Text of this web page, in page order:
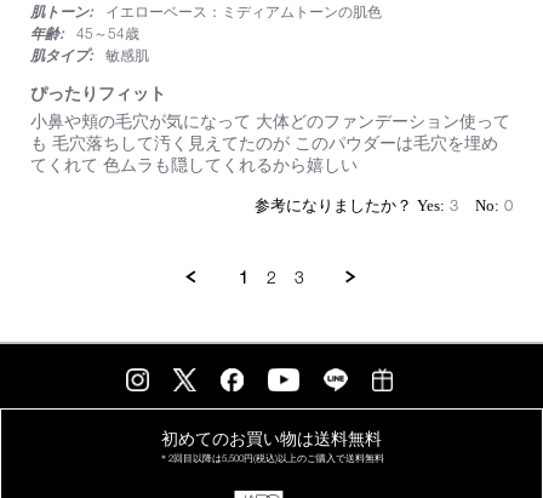
に
崩
れ
ま
す。
っ
て
ま
rating
肌トーン:
イエローベース：ミディアムトーンの肌色
年齢:
45～54歳
肌タイプ:
敏感肌
ぴったりフィット
Review
by
on
review
stating
ぴ
小鼻や頬の毛穴が気になって 大体どのファンデーション使って
も 毛穴落ちして汚く見えてたのが このパウダーは毛穴を埋め
てくれて 色ムラも隠してくれるから嬉しい
3 0
1 2 3
初めてのお買い物は送料無料
＊2回目以降は5,500円(税込)以上のご購入で送料無料